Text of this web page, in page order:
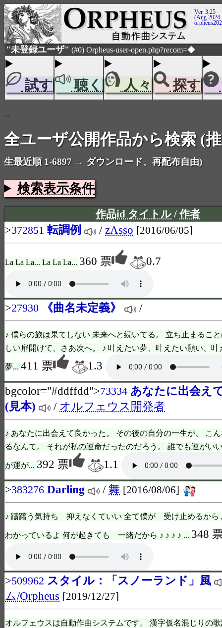
Ver. 3.25
(Aug
"未登録ユーザ" (#0) Orpheus-user-open.php?recom=◆
試す 聴く 人々 探す
...
全ユーザ公開作品から検索 (
生最近順 1-6897 → ダウンロード、再配布自由)
検索表示条件
作品id タイトル /作者
>372851 転調例 / zAsso [2016/06/05]
La La La... La La La... 360 票 0.7
>27930 《曲名未定義》 /
♪ 僕らの旅は果てしない 未来へと続いてる。 立ち止まるこ
しい扉開けて、さあ次へ。 ♪ 叶えたい夢、叶えたい願い、
夢... 411 票
1.3
bgcolor="#ddffdd">73334 あなたに出会
(見本)
/ オルフェウス開発者
♪ あなたに出会えて良かった。 その後の自分の一生が、 こ
るなんて。 それが私の運命だったのだろう。 誰でも運がい
が運が... 392 票
1.1
>383276 Darling / 舞 [2016/08/06]
♪ 躊躇う気持ち 抑えなくていい 全て僕が 受け止めるか
わかっているよ 何が起きても 一緒だから ♪ ♪ ♪ ♪ ... 348
>509962 スタイル：「スノーランド」風
ム/Orpheus [2019/12/27]
オルフェウスは自動作曲システムです。 漢字仮名混じりの